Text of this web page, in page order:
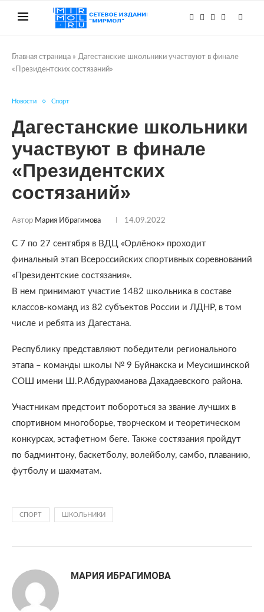
Главная страница » Дагестанские школьники участвуют в финале
«Президентских состязаний»
Новости Спорт
Дагестанские школьники
участвуют в финале
«Президентских
состязаний»
Автор Мария Ибрагимова 14.09.2022
С 7 по 27 сентября в ВДЦ «Орлёнок» проходит
финальный этап Всероссийских спортивных соревнований
«Президентские состязания».
В нем принимают участие 1482 школьника в составе
классов-команд из 82 субъектов России и ЛДНР, в том
числе и ребята из Дагестана.
Республику представляют победители регионального
этапа – команды школы № 9 Буйнакска и Меусишинской
СОШ имени Ш.Р.Абдурахманова Дахадаевского района.
Участникам предстоит побороться за звание лучших в
спортивном многоборье, творческом и теоретическом
конкурсах, эстафетном беге. Также состязания пройдут
по бадминтону, баскетболу, волейболу, самбо, плаванию,
футболу и шахматам.
СПОРТ ШКОЛЬНИКИ
МАРИЯ ИБРАГИМОВА